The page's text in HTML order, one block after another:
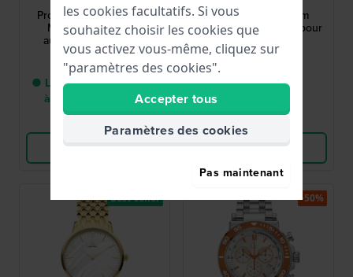
Prospex Samurai 41 mm
Montre de plongée
automatique en acier
inoxydable
650,00 €
● Livraison entre 3 jours
à 5 jours ouvrables
Comparer
Voir les produits
Marie Petite 19.5 mm
Montre quartz dorée pour
dames
189,00 €
● En stock
Comparer
Voir les produits
Best-seller -50%
les cookies facultatifs. Si vous
souhaitez choisir les cookies que
vous activez vous-même, cliquez sur
"paramètres des cookies".
Accepter tous
Paramètres des cookies
Pas maintenant